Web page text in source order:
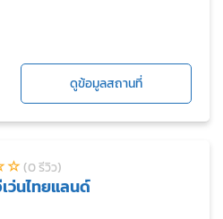
ดูข้อมูลสถานที่
(0 รีวิว)
ว่นไทยแลนด์